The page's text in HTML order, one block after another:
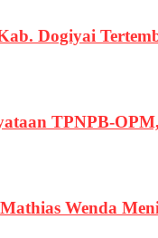
Dogiyai
TPNPB-
Wenda